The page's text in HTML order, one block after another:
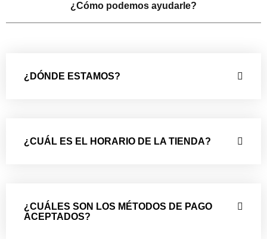
¿Cómo podemos ayudarle?
¿DÓNDE ESTAMOS?
¿CUÁL ES EL HORARIO DE LA TIENDA?
¿CUÁLES SON LOS MÉTODOS DE PAGO
ACEPTADOS?